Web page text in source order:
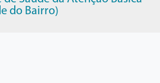
do Bairro)